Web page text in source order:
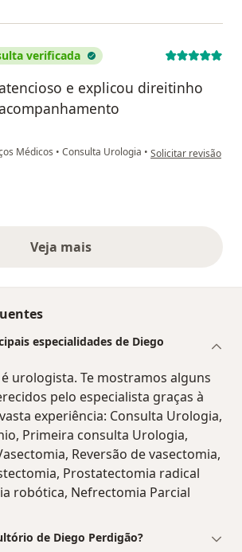
verificada
e explicou direitinho
Médicos • Consulta Urologia • na opinião do
Solicitar revisão
Veja maisopiniões acima
especialidades de Diego
urologista. Te mostramos alguns
pelo especialista graças à
experiência: Consulta Urologia,
Primeira consulta Urologia,
Reversão de vasectomia,
Prostatectomia radical
robótica, Nefrectomia Parcial
de Diego Perdigão?